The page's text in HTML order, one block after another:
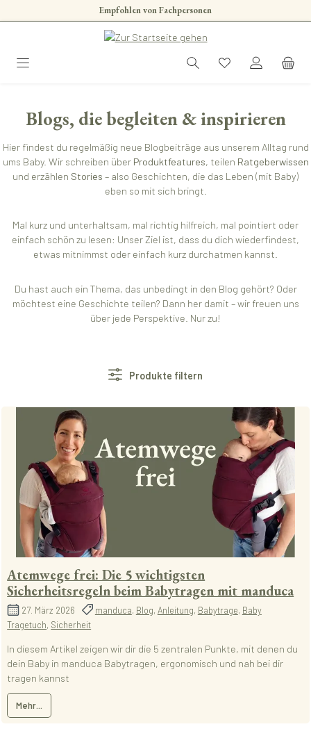
Zum Hauptinhalt springenEmpfohlen von Fachpersonen
Blogs, die begleiten & inspirieren
Hier findest du regelmäßig neue Blogbeiträge aus unserem Alltag rund
ums Baby. Wir schreiben über Produktfeatures, teilen Ratgeberwissen
und erzählen Stories – also Geschichten, die das Leben (mit Baby)
eben so mit sich bringt.
Mal kurz und unterhaltsam, mal richtig hilfreich, mal pointiert oder
einfach schön zu lesen: Unser Ziel ist, dass du dich wiederfindest,
etwas mitnimmst oder einfach kurz durchatmen kannst.
Du hast auch ein Thema, das unbedingt in den Blog gehört? Oder
möchtest eine Geschichte teilen? Dann her damit – wir freuen uns
über jede Perspektive. Nur zu!
Produkte filtern
Atemwege frei: Die 5 wichtigsten
Sicherheitsregeln beim Babytragen mit manduca
27. März 2026 manduca, Blog, Anleitung, Babytrage, Baby
Tragetuch, Sicherheit
In diesem Artikel zeigen wir dir die 5 zentralen Punkte, mit denen du
dein Baby in manduca Babytragen, ergonomisch und nah bei dir
tragen kannst
Mehr...